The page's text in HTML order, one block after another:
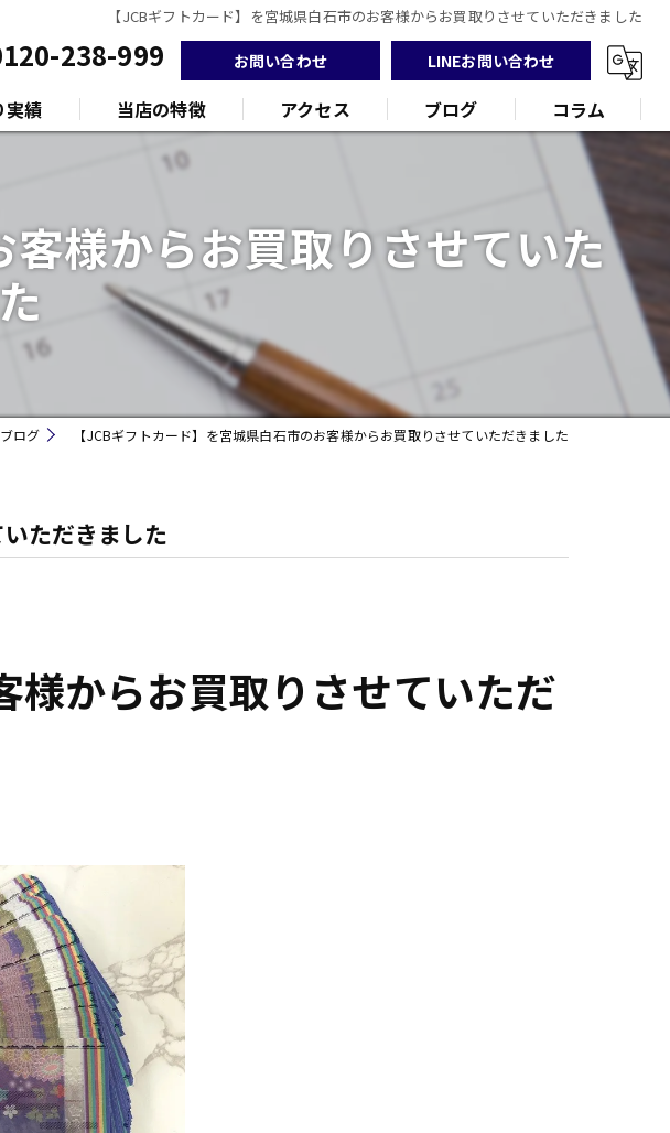
【JCBギフトカード】を宮城県白石市のお客様からお買取りさせていただきました
238-999 お問い合わせ LINEお問い合わせ
実績 当店の特徴
プラチナ
ダイヤモンド
ブランド品
時計
アクセス ブログ コラム
様からお買取りさせていた
ブログ 【JCBギフトカード】を宮城県白石市のお客様からお買取りさせていただきました
ただきました
からお買取りさせていただ